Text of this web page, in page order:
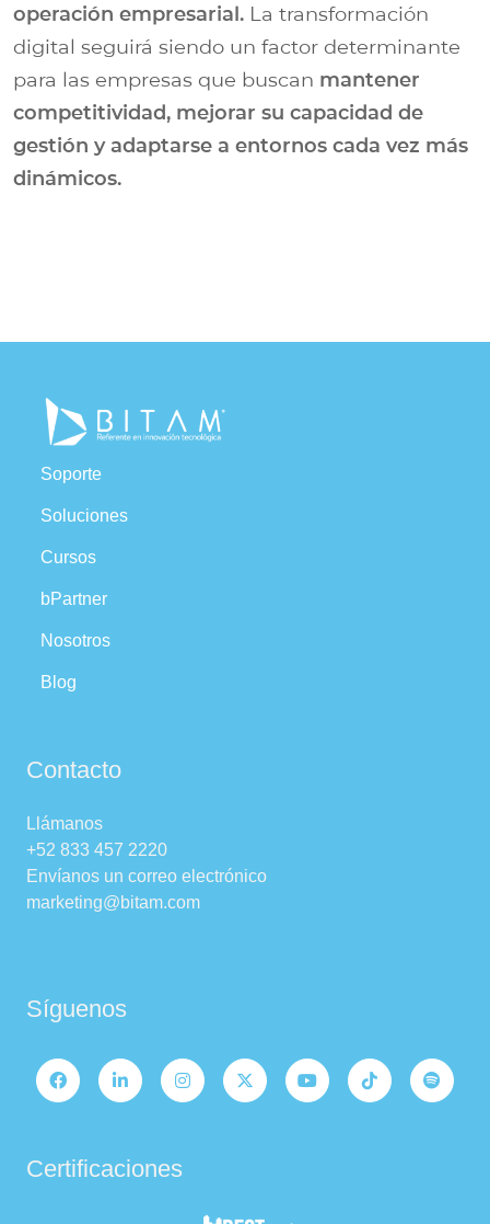
operación empresarial. La transformación
digital seguirá siendo un factor determinante
para las empresas que buscan mantener
competitividad, mejorar su capacidad de
gestión y adaptarse a entornos cada vez más
dinámicos.
Soporte
Soluciones
Cursos
bPartner
Nosotros
Blog
Contacto
Llámanos
+52 833 457 2220
Envíanos un correo electrónico
marketing@bitam.com
Síguenos
Certificaciones